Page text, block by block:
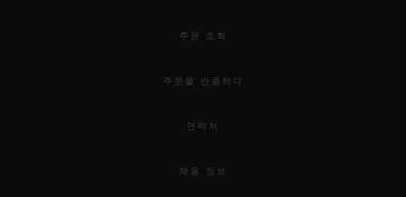
주문 조회
주문을 반품하다
연락처
채용 정보